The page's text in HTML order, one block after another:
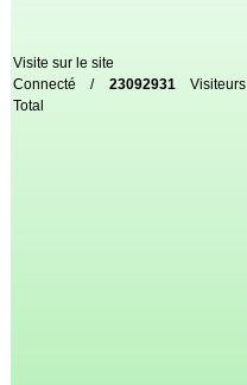
Visite sur le site
Connecté / 23092931Visiteurs
Total